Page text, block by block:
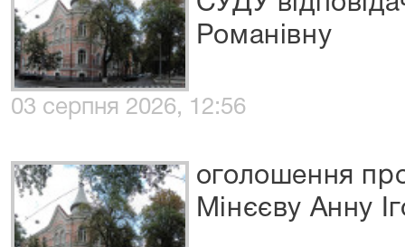
Романівну
03 серпня 2026, 12:56
оголошення
Мінєєву Анну